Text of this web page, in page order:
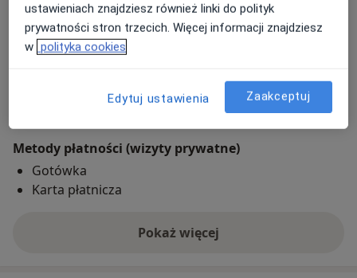
Powiększ mapę
Pokaż kalendarz
Metody płatności (wizyty prywatne)
Gotówka
Karta płatnicza
Pokaż więcej
o adresie
ustawieniach znajdziesz również linki do polityk
prywatności stron trzecich. Więcej informacji znajdziesz
w polityka cookies
Edytuj ustawienia Zaakceptuj